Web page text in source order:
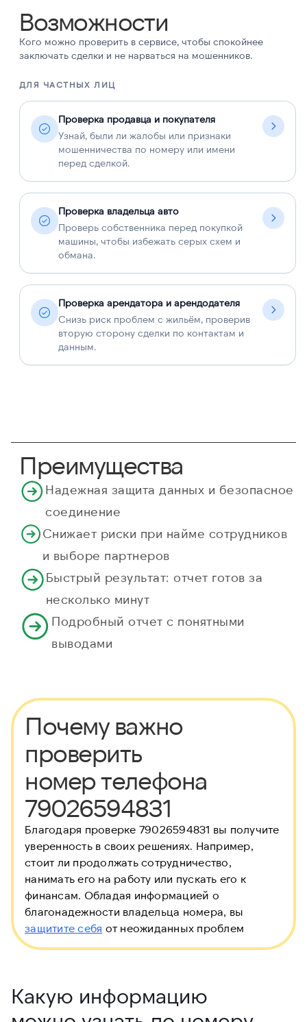
Возможности
Кого можно проверить в сервисе, чтобы спокойнее
заключать сделки и не нарваться на мошенников.
ДЛЯ ЧАСТНЫХ ЛИЦ
Проверка продавца и покупателя
Узнай, были ли жалобы или признаки
мошенничества по номеру или имени
перед сделкой.
Проверка владельца авто
Проверь собственника перед покупкой
машины, чтобы избежать серых схем и
обмана.
Проверка арендатора и арендодателя
Снизь риск проблем с жильём, проверив
вторую сторону сделки по контактам и
данным.
Преимущества
Надежная защита данных и безопасное
соединение
Снижает риски при найме сотрудников
и выборе партнеров
Быстрый результат: отчет готов за
несколько минут
Подробный отчет с понятными
выводами
Почему важно
проверить
номер телефона
79026594831
Благодаря проверке 79026594831 вы получите
уверенность в своих решениях. Например,
стоит ли продолжать сотрудничество,
нанимать его на работу или пускать его к
финансам. Обладая информацией о
благонадежности владельца номера, вы
защитите себя от неожиданных проблем
Какую информацию